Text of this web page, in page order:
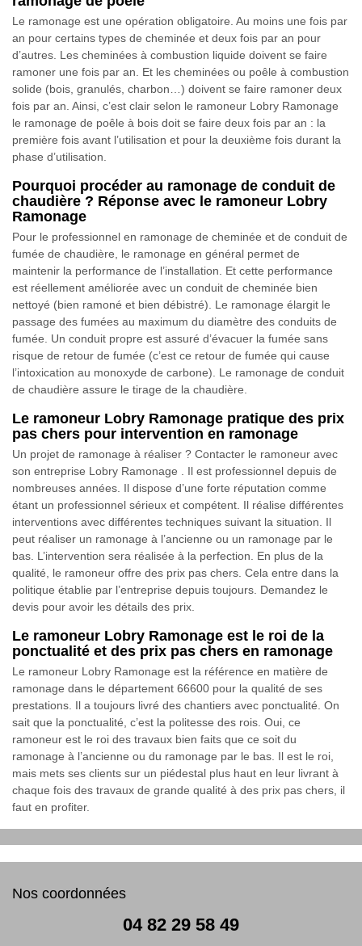
Le ramonage est une opération obligatoire. Au moins une fois par
an pour certains types de cheminée et deux fois par an pour
d’autres. Les cheminées à combustion liquide doivent se faire
ramoner une fois par an. Et les cheminées ou poêle à combustion
solide (bois, granulés, charbon…) doivent se faire ramoner deux
fois par an. Ainsi, c’est clair selon le ramoneur Lobry Ramonage
le ramonage de poêle à bois doit se faire deux fois par an : la
première fois avant l’utilisation et pour la deuxième fois durant la
phase d’utilisation.
Pourquoi procéder au ramonage de conduit de
chaudière ? Réponse avec le ramoneur Lobry
Ramonage
Pour le professionnel en ramonage de cheminée et de conduit de
fumée de chaudière, le ramonage en général permet de
maintenir la performance de l’installation. Et cette performance
est réellement améliorée avec un conduit de cheminée bien
nettoyé (bien ramoné et bien débistré). Le ramonage élargit le
passage des fumées au maximum du diamètre des conduits de
fumée. Un conduit propre est assuré d’évacuer la fumée sans
risque de retour de fumée (c’est ce retour de fumée qui cause
l’intoxication au monoxyde de carbone). Le ramonage de conduit
de chaudière assure le tirage de la chaudière.
Le ramoneur Lobry Ramonage pratique des prix
pas chers pour intervention en ramonage
Un projet de ramonage à réaliser ? Contacter le ramoneur avec
son entreprise Lobry Ramonage . Il est professionnel depuis de
nombreuses années. Il dispose d’une forte réputation comme
étant un professionnel sérieux et compétent. Il réalise différentes
interventions avec différentes techniques suivant la situation. Il
peut réaliser un ramonage à l’ancienne ou un ramonage par le
bas. L’intervention sera réalisée à la perfection. En plus de la
qualité, le ramoneur offre des prix pas chers. Cela entre dans la
politique établie par l’entreprise depuis toujours. Demandez le
devis pour avoir les détails des prix.
Le ramoneur Lobry Ramonage est le roi de la
ponctualité et des prix pas chers en ramonage
Le ramoneur Lobry Ramonage est la référence en matière de
ramonage dans le département 66600 pour la qualité de ses
prestations. Il a toujours livré des chantiers avec ponctualité. On
sait que la ponctualité, c’est la politesse des rois. Oui, ce
ramoneur est le roi des travaux bien faits que ce soit du
ramonage à l’ancienne ou du ramonage par le bas. Il est le roi,
mais mets ses clients sur un piédestal plus haut en leur livrant à
chaque fois des travaux de grande qualité à des prix pas chers, il
faut en profiter.
Nos coordonnées
04 82 29 58 49